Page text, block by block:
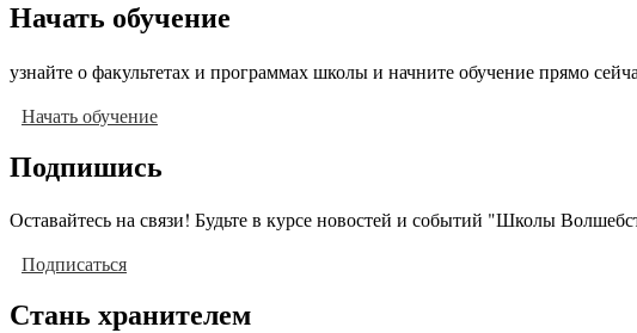
Начать обучение
узнайте о факультетах и программах школы и начните обучение прямо
Начать обучение
Подпишись
Оставайтесь на связи! Будьте в курсе новостей и событий "Школы
Подписаться
Стань хранителем